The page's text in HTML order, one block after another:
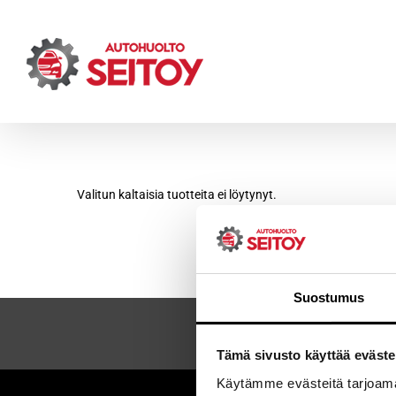
Suostumus
Tämä sivusto käyttää
Käytämme evästeitä
content
Valitun kaltaisia tuotteita ei löytynyt.